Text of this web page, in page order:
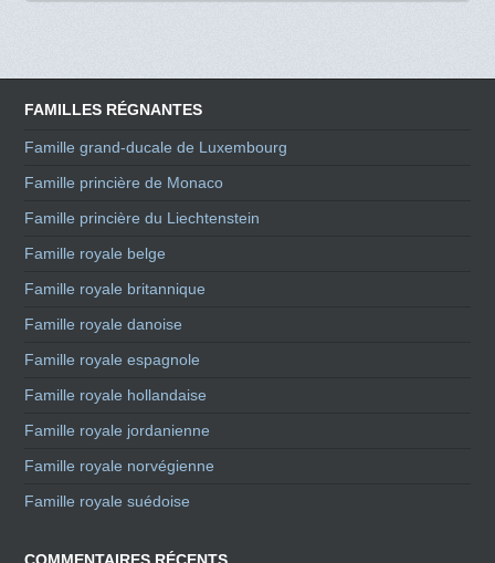
FAMILLES RÉGNANTES
Famille grand-ducale de Luxembourg
Famille princière de Monaco
Famille princière du Liechtenstein
Famille royale belge
Famille royale britannique
Famille royale danoise
Famille royale espagnole
Famille royale hollandaise
Famille royale jordanienne
Famille royale norvégienne
Famille royale suédoise